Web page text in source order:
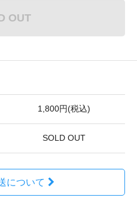
OUT
1,800円(税込)
SOLD OUT
について